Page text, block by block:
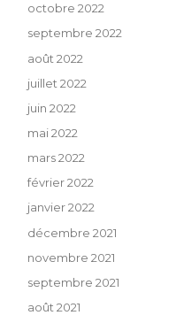
octobre 2022
septembre 2022
août 2022
juillet 2022
juin 2022
mai 2022
mars 2022
février 2022
janvier 2022
décembre 2021
novembre 2021
septembre 2021
août 2021